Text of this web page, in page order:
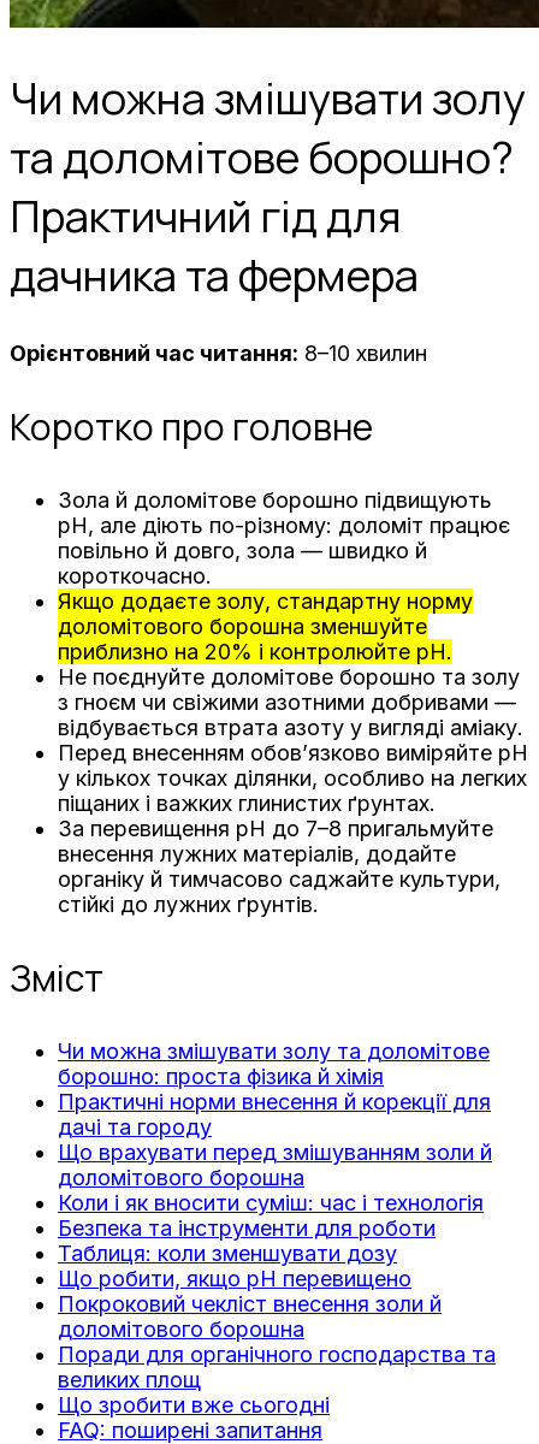
Чи можна змішувати золу
та доломітове борошно?
Практичний гід для
дачника та фермера
Орієнтовний час читання: 8–10 хвилин
Коротко про головне
Зола й доломітове борошно підвищують
pH, але діють по-різному: доломіт працює
повільно й довго, зола — швидко й
короткочасно.
Якщо додаєте золу, стандартну норму
доломітового борошна зменшуйте
приблизно на 20% і контролюйте pH.
Не поєднуйте доломітове борошно та золу
з гноєм чи свіжими азотними добривами —
відбувається втрата азоту у вигляді аміаку.
Перед внесенням обов’язково виміряйте pH
у кількох точках ділянки, особливо на легких
піщаних і важких глинистих ґрунтах.
За перевищення pH до 7–8 пригальмуйте
внесення лужних матеріалів, додайте
органіку й тимчасово саджайте культури,
стійкі до лужних ґрунтів.
Зміст
Чи можна змішувати золу та доломітове
борошно: проста фізика й хімія
Практичні норми внесення й корекції для
дачі та городу
Що врахувати перед змішуванням золи й
доломітового борошна
Коли і як вносити суміш: час і технологія
Безпека та інструменти для роботи
Таблиця: коли зменшувати дозу
Що робити, якщо pH перевищено
Покроковий чекліст внесення золи й
доломітового борошна
Поради для органічного господарства та
великих площ
Що зробити вже сьогодні
FAQ: поширені запитання